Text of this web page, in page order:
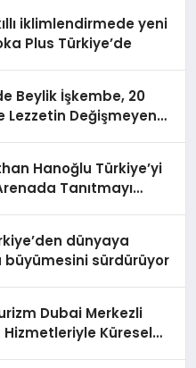
iklimlendirmede yeni
Plus Türkiye’de
Beylik İşkembe, 20
Lezzetin Değişmeyen
Hanoğlu Türkiye’yi
Tanıtmayı
dünyaya
büyümesini sürdürüyor
Dubai Merkezli
Hizmetleriyle Küresel